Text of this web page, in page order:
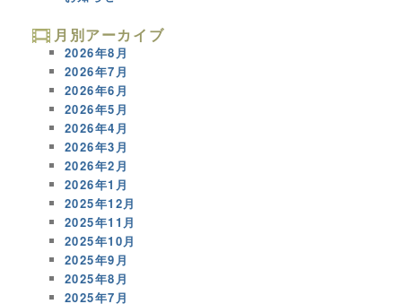
月別アーカイブ
2026年8月
2026年7月
2026年6月
2026年5月
2026年4月
2026年3月
2026年2月
2026年1月
2025年12月
2025年11月
2025年10月
2025年9月
2025年8月
2025年7月